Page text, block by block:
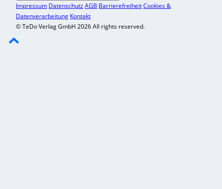
Impressum DatenschutzAGB BarrierefreiheitCookies &
Datenverarbeitung Kontakt
© TeDo Verlag GmbH 2026 All rights reserved.